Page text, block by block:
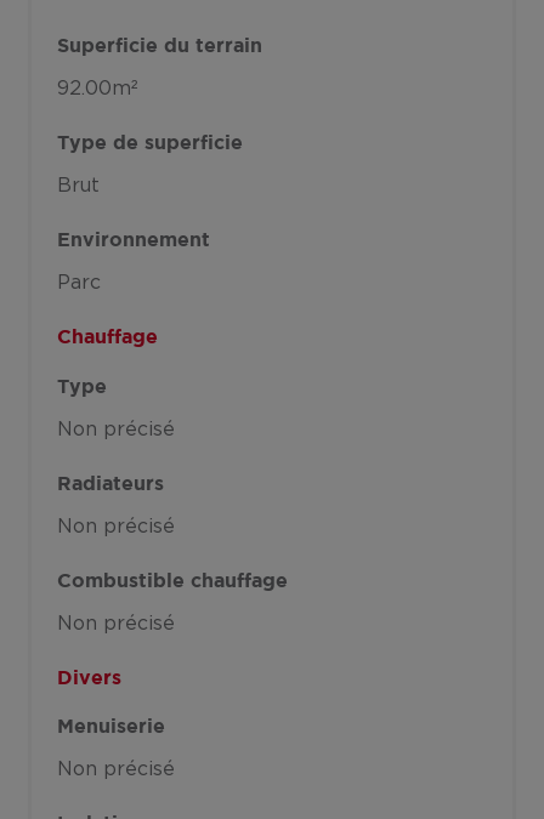
Superficie du terrain
92.00m²
Type de superficie
Brut
Environnement
Parc
Chauffage
Type
Non précisé
Radiateurs
Non précisé
Combustible chauffage
Non précisé
Divers
Menuiserie
Non précisé